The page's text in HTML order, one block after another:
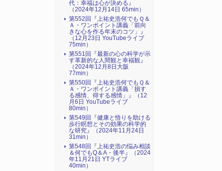
代：幸福は心が決める』
（2024年12月14日 65min）
第552回『上祐史浩何でもＱ＆
Ａ・ワンポイント講義「前向
きな心を作る年末のコツ」』
（12月23日 YouTubeライブ
75min）
第551回『最新の心の科学が示
す革新的な人間観と幸福観』
（2024年12月8日大阪
77min）
第550回『上祐史浩何でもＱ＆
Ａ・ワンポイント講義「損す
る感情、得する感情」』（12
月6日 YouTubeライブ
80min）
第549回『健康と悟りを助ける
歩行瞑想とその効果の科学的
な研究』（2024年11月24日
31min）
第548回『上祐史浩の悩み相談
＆何でもQ＆A・後半』（2024
年11月21日 YTライブ
40min）